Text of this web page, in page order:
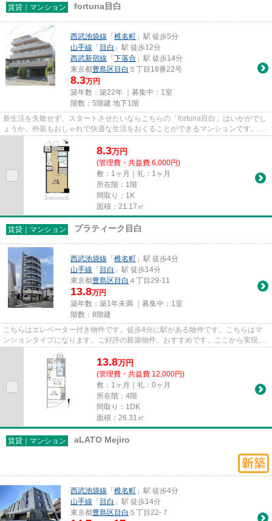
賃貸｜マンション fortuna目白
西武池袋線 「 椎名町 」駅 徒歩5分
山手線 「 目白 」駅 徒歩12分
西武新宿線 「 下落合 」駅 徒歩14分
東京都豊島区 目白 ５丁目18番22号
8.3万円
築年数：築22年 ｜募集中： 1室
階数：5階建 地下1階
新生活を失敗せず、スタートさせたいならこちらの「fortuna目白」はいかがでし
ょうか。外装もおしゃれで快適な生活をおくることができるマンションです。生
活スタイルが不規則で忙しい...
8.3万円
(管理費・共益費 6,000円)
敷：1ヶ月｜礼：1ヶ月
所在階：1階
間取り：1K
面積：21.17㎡
賃貸｜マンション プラティーク目白
西武池袋線 「 椎名町 」駅 徒歩4分
山手線 「 目白 」駅 徒歩14分
東京都豊島区 目白 ４丁目29-11
13.8万円
築年数：築1年未満 ｜募集中： 1室
階数：8階建
こちらはエレベーター付き物件です。徒歩4分に駅がある物件です。こちらはマ
ンションタイプになります。ご好評の新築物件、おすすめです。ここから実現さ
せましょう。新たな住まい探し...
13.8万円
(管理費・共益費 12,000円)
敷：1ヶ月｜礼：0ヶ月
所在階：4階
間取り：1DK
面積：26.31㎡
賃貸｜マンション aLATO Mejiro
西武池袋線 「 椎名町 」駅 徒歩4分
山手線 「 目白 」駅 徒歩14分
東京都豊島区 目白 ５丁目22-７